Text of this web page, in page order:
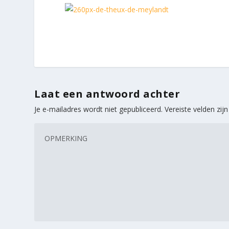
Laat een antwoord achter
Je e-mailadres wordt niet gepubliceerd. Vereiste velden